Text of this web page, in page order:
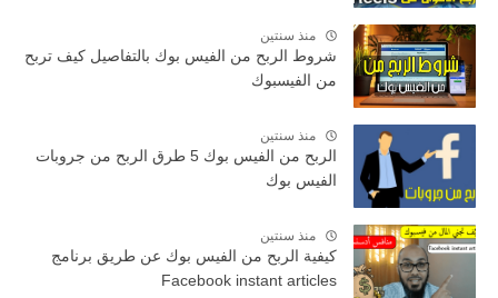
منذ سنتين
شروط الربح من الفيس بوك بالتفاصيل كيف تربح
من الفيسبوك
منذ سنتين
الربح من الفيس بوك 5 طرق الربح من جروبات
الفيس بوك
منذ سنتين
كيفية الربح من الفيس بوك عن طريق برنامج
Facebook instant articles